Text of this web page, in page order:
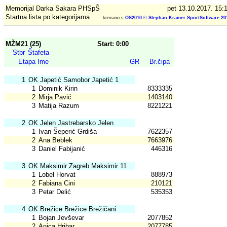
Memorijal Darka Sakara PHSpŠ
pet 13.10.2017.
Startna lista po kategorijama
kreirano s OS2010 © Stephan Krämer SportSoftware
MŽM21 (25)
Start: 0:00
Stbr Štafeta
Etapa Ime GR Br.čipa
1 OK Japetić Samobor Japetić 1
1 Dominik Kirin
8333335
2 Mirja Pavić
1403140
3 Matija Razum 8221221
2 OK Jelen Jastrebarsko Jelen
1
Ivan Šeperić-Grdiša
7622357
2 Ana Beblek
7663976
3 Daniel Fabijanić 446316
3 OK Maksimir Zagreb Maksimir 11
1 Lobel Horvat
888973
2 Fabiana Cini
210121
3 Petar Delić 535353
4 OK Brežice Brežice Brežičani
1 Bojan Jevševar
2077852